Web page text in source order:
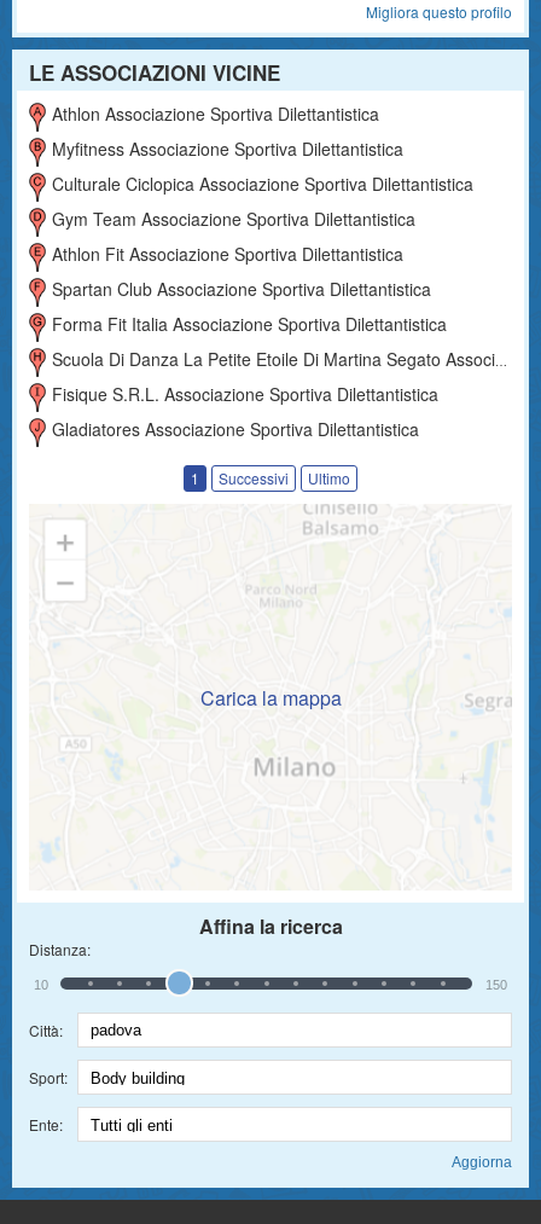
Migliora questo profilo
LE ASSOCIAZIONI VICINE
Athlon Associazione Sportiva Dilettantistica
Myfitness Associazione Sportiva Dilettantistica
Culturale Ciclopica Associazione Sportiva Dilettantistica
Gym Team Associazione Sportiva Dilettantistica
Athlon Fit Associazione Sportiva Dilettantistica
Spartan Club Associazione Sportiva Dilettantistica
Forma Fit Italia Associazione Sportiva Dilettantistica
Scuola Di Danza La Petite Etoile Di Martina Segato Associazione Sportiva Dilettantistica
Fisique S.r.l. Associazione Sportiva Dilettantistica
Gladiatores Associazione Sportiva Dilettantistica
1 Successivi Ultimo
Carica la mappa
Affina la ricerca
Distanza:
10 150
Città:
Sport:
Ente: